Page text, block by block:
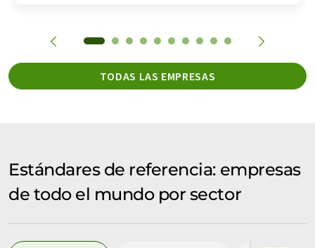
TODAS LAS EMPRESAS
Estándares de referencia: empresas
de todo el mundo por sector